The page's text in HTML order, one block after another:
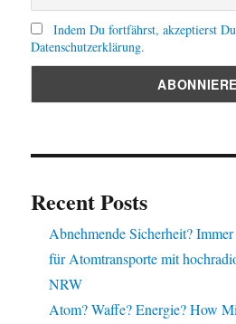
Indem Du fortfährst, akzeptierst
Datenschutzerklärung.
Recent Posts
Abnehmende Sicherheit?
für Atomtransporte mit
NRW
Atom? Waffe? Energie? How